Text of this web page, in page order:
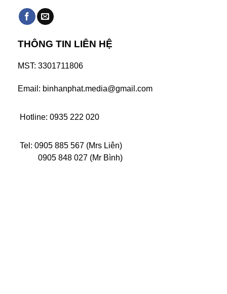
THÔNG TIN LIÊN HỆ
MST: 3301711806
Email: binhanphat.media@gmail.com
Hotline: 0935 222 020
Tel: 0905 885 567 (Mrs Liên)
0905 848 027 (Mr Bình)